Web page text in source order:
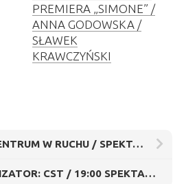
PREMIERA „SIMONE” /
ANNA GODOWSKA /
SŁAWEK
KRAWCZYŃSKI
ORGANIZATOR: CENTRUM W RUCHU / SPEKTAKL: „OBSERWATOR” / IZABELA CHLEWIŃSKA
(Polski) ORGANIZATOR: CST / 19:00 SPEKTAKLE TANECZNE / FLAMENCO / BUTOH / MAŁGORZATA MATUSZEWSKA / SYLWIA HANFF / JEDEN WIECZÓR / DWA SPEKTAKLE